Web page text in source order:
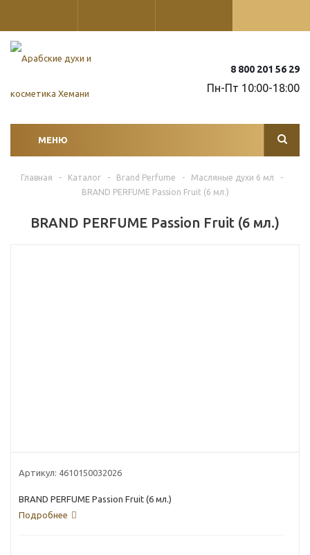
8 800 201 56 29
Пн-Пт 10:00-18:00
МЕНЮ
Главная - Каталог - Brand Perfume - Масляные духи 6 мл
-
BRAND PERFUME Passion Fruit (6 мл.)
BRAND PERFUME Passion Fruit (6 мл.)
Артикул: 4610150032026
BRAND PERFUME Passion Fruit (6 мл.)
Подробнее